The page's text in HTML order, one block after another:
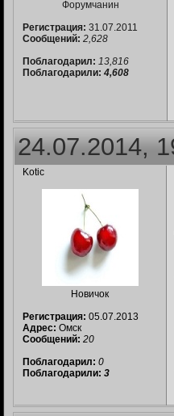
Форумчанин
Регистрация: 31.07.2011
Сообщений: 2,628
Поблагодарил: 13,816
Поблагодарили: 4,608
24.07.2014,
Kotic
Новичок
Регистрация: 05.07.2013
Адрес: Омск
Сообщений: 20
Поблагодарил: 0
Поблагодарили: 3